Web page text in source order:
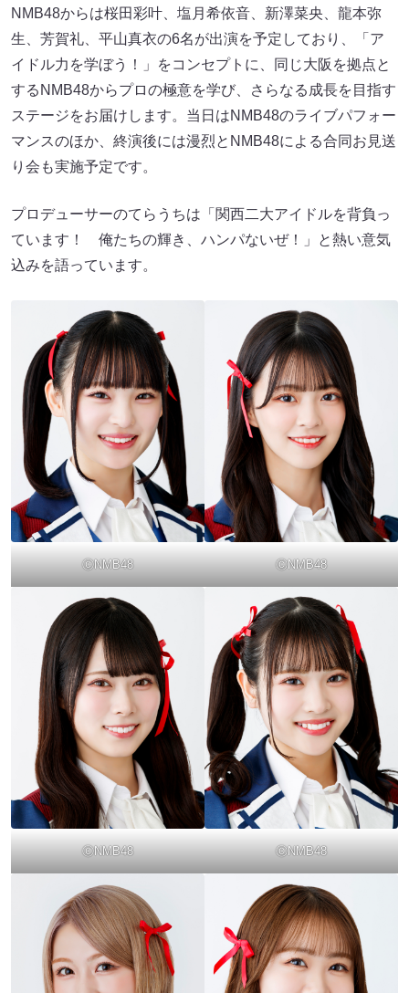
NMB48からは桜田彩叶、塩月希依音、新澤菜央、龍本弥
生、芳賀礼、平山真衣の6名が出演を予定しており、「ア
イドル力を学ぼう！」をコンセプトに、同じ大阪を拠点と
するNMB48からプロの極意を学び、さらなる成長を目指す
ステージをお届けします。当日はNMB48のライブパフォー
マンスのほか、終演後には漫烈とNMB48による合同お見送
り会も実施予定です。
プロデューサーのてらうちは「関西二大アイドルを背負っ
ています！ 俺たちの輝き、ハンパないぜ！」と熱い意気
込みを語っています。
ⒸNMB48 ⒸNMB48
ⒸNMB48 ⒸNMB48